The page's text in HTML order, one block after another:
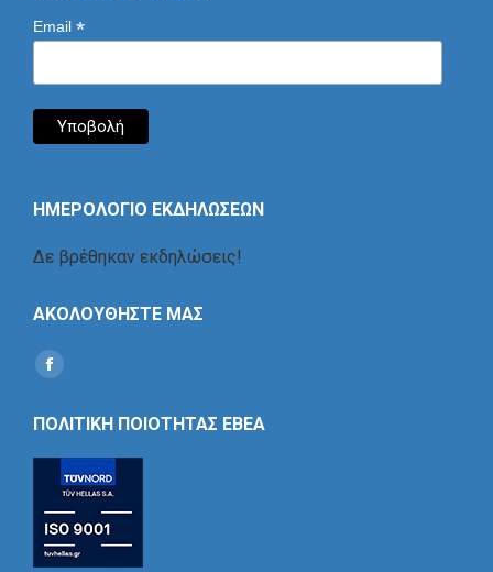
Email *
ΗΜΕΡΟΛΟΓΙΟ ΕΚΔΗΛΩΣΕΩΝ
Δε βρέθηκαν εκδηλώσεις!
ΑΚΟΛΟΥΘΗΣΤΕ ΜΑΣ
Find us on:
Social
ΠΟΛΙΤΙΚΗ ΠΟΙΟΤΗΤΑΣ ΕΒΕΑ